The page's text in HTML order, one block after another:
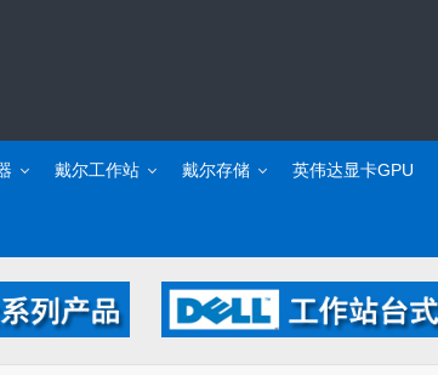
戴尔工作站 戴尔存储 英伟达显卡GPU